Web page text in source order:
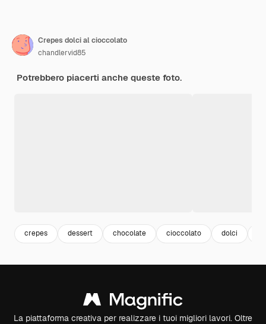
Crepes dolci al cioccolato
chandlervid85
Potrebbero piacerti anche queste foto.
crepes dessert chocolate cioccolato dolci
La piattaforma creativa per realizzare i tuoi migliori lavori. Oltre